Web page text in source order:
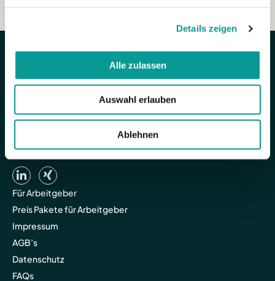
Details zeigen
Alle zulassen
Auswahl erlauben
Ablehnen
Für Arbeitgeber
Preis Pakete für Arbeitgeber
Impressum
AGB’s
Datenschutz
FAQs